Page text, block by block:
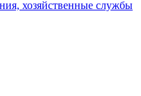
хозяйственные службы